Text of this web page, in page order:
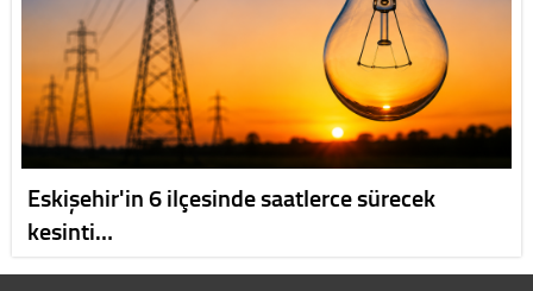
Eskişehir'in 6 ilçesinde saatlerce sürecek
kesinti…